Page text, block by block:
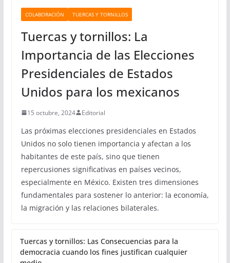
COLABORACIÓN TUERCAS Y TORNILLOS
Tuercas y tornillos: La
Importancia de las Elecciones
Presidenciales de Estados
Unidos para los mexicanos
15 octubre, 2024 Editorial
Las próximas elecciones presidenciales en Estados
Unidos no solo tienen importancia y afectan a los
habitantes de este país, sino que tienen
repercusiones significativas en países vecinos,
especialmente en México. Existen tres dimensiones
fundamentales para sostener lo anterior: la economía,
la migración y las relaciones bilaterales.
Tuercas y tornillos: Las Consecuencias para la
democracia cuando los fines justifican cualquier